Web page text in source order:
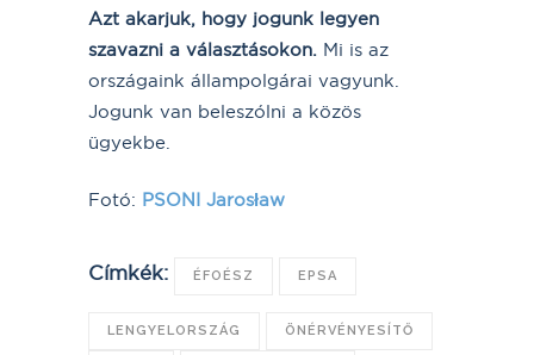
Azt akarjuk, hogy jogunk legyen
szavazni a választásokon. Mi is az
országaink állampolgárai vagyunk.
Jogunk van beleszólni a közös
ügyekbe.
Fotó: PSONI Jarosław
Címkék: ÉFOÉSZ EPSA
LENGYELORSZÁG ÖNÉRVÉNYESÍTŐ